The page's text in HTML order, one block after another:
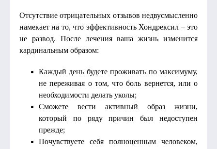
Отсутствие отрицательных отзывов недвусмысленно
намекает на то, что эффективность Хондрексил – это
не развод. После лечения ваша жизнь изменится
кардинальным образом:
Каждый день будете проживать по максимуму,
не переживая о том, что боль вернется, или о
необходимости делать уколы;
Сможете вести активный образ жизни,
который по ряду причин был недоступен
прежде;
Почувствуете себя полноценным человеком,